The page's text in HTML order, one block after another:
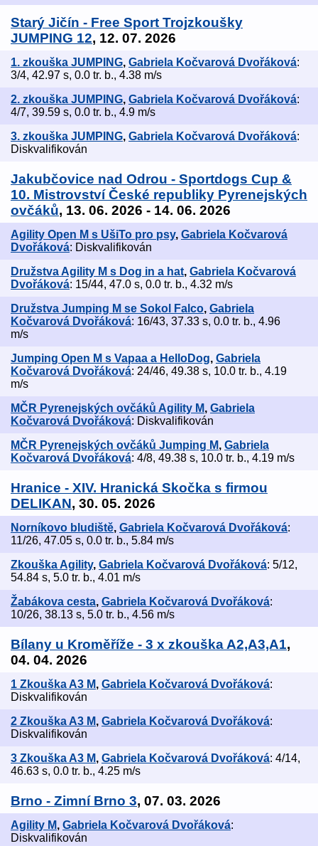
Starý Jičín - Free Sport Trojzkoušky
JUMPING 12, 12. 07. 2026
1. zkouška JUMPING, Gabriela Kočvarová Dvořáková:
3/4, 42.97 s, 0.0 tr. b., 4.38 m/s
2. zkouška JUMPING, Gabriela Kočvarová Dvořáková:
4/7, 39.59 s, 0.0 tr. b., 4.9 m/s
3. zkouška JUMPING, Gabriela Kočvarová Dvořáková:
Diskvalifikován
Jakubčovice nad Odrou - Sportdogs Cup &
10. Mistrovství České republiky Pyrenejských
ovčáků, 13. 06. 2026 - 14. 06. 2026
Agility Open M s UšiTo pro psy, Gabriela Kočvarová
Dvořáková: Diskvalifikován
Družstva Agility M s Dog in a hat, Gabriela Kočvarová
Dvořáková: 15/44, 47.0 s, 0.0 tr. b., 4.32 m/s
Družstva Jumping M se Sokol Falco, Gabriela
Kočvarová Dvořáková: 16/43, 37.33 s, 0.0 tr. b., 4.96
m/s
Jumping Open M s Vapaa a HelloDog, Gabriela
Kočvarová Dvořáková: 24/46, 49.38 s, 10.0 tr. b., 4.19
m/s
MČR Pyrenejských ovčáků Agility M, Gabriela
Kočvarová Dvořáková: Diskvalifikován
MČR Pyrenejských ovčáků Jumping M, Gabriela
Kočvarová Dvořáková: 4/8, 49.38 s, 10.0 tr. b., 4.19 m/s
Hranice - XIV. Hranická Skočka s firmou
DELIKAN, 30. 05. 2026
Norníkovo bludiště, Gabriela Kočvarová Dvořáková:
11/26, 47.05 s, 0.0 tr. b., 5.84 m/s
Zkouška Agility, Gabriela Kočvarová Dvořáková: 5/12,
54.84 s, 5.0 tr. b., 4.01 m/s
Žabákova cesta, Gabriela Kočvarová Dvořáková:
10/26, 38.13 s, 5.0 tr. b., 4.56 m/s
Bílany u Kroměříže - 3 x zkouška A2,A3,A1,
04. 04. 2026
1 Zkouška A3 M, Gabriela Kočvarová Dvořáková:
Diskvalifikován
2 Zkouška A3 M, Gabriela Kočvarová Dvořáková:
Diskvalifikován
3 Zkouška A3 M, Gabriela Kočvarová Dvořáková: 4/14,
46.63 s, 0.0 tr. b., 4.25 m/s
Brno - Zimní Brno 3, 07. 03. 2026
Agility M, Gabriela Kočvarová Dvořáková:
Diskvalifikován